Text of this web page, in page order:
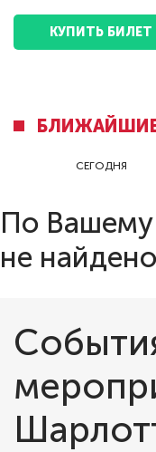
КУПИТЬ БИЛЕТ
СЕГОДНЯ
По Вашему
не найдено